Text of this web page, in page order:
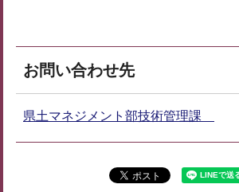
お問い合わせ先
県土マネジメント部技術管理課